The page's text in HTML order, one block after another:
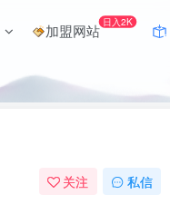
加盟网站 日入2K
关注 私信